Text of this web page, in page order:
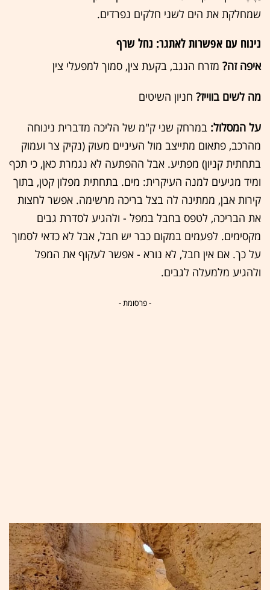
שמחלקת את הים לשני חלקים נפרדים.
נינוח עם אפשרות לאתגר: נחל שרף
איפה זה? מזרח הנגב, בקעת צין, סמוך למפעלי צין
מה לשים בווייז? חניון השיטים
על המסלול: במרחק שני ק"מ של הליכה מדברית נינוחה
מהרכב, פתאום מתייצב מול העיניים מעוק (נקיק צר ועמוק
בתחתית קניון) מפתיע. אבל ההפתעה לא נגמרת כאן, כי תכף
ומיד מגיעים למנה העיקרית: מים. בתחתית מפלון קטן, בתוך
קירות אבן, ממתינה לה בצל בריכה מרשימה. אפשר לחצות
את הבריכה, לטפס בחבל במפל - ולהגיע לסדרת גבים
מקסימים. לפעמים במקום כבר יש חבל, אבל לא כדאי לסמוך
על כך. אם אין חבל, לא נורא - אפשר לעקוף את המפל
ולהגיע מלמעלה לגבים.
- פרסומת -